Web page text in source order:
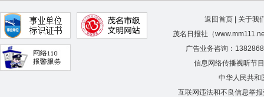
返回首页 | 关于我
茂名日报社（
广告业务咨询：
信息网络传播视听节
中华人民共和
互联网违法和不良信息举